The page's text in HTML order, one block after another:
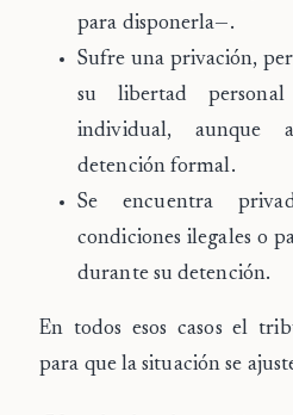
para disponerla—.
Sufre una privación,
su libertad
individual, aunque
detención formal.
Se encuentra
condiciones ilegales o
durante su detención.
En todos esos casos el
para que la situación se